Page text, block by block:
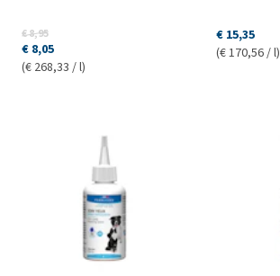
€ 8,95
€ 8,05
(€ 268,33 / l)
€ 15,35
(€ 170,56 / l)